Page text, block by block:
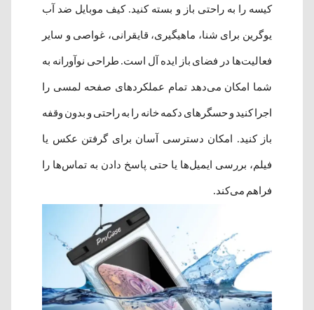
کیسه را به راحتی باز و بسته کنید. کیف موبایل ضد آب
یوگرین برای شنا، ماهیگیری، قایقرانی، غواصی و سایر
فعالیت‌ها در فضای باز ایده آل است. طراحی نوآورانه به
شما امکان می‌دهد تمام عملکردهای صفحه لمسی را
اجرا کنید و حسگرهای دکمه خانه را به راحتی و بدون وقفه
باز کنید. امکان دسترسی آسان برای گرفتن عکس یا
فیلم، بررسی ایمیل‌ها یا حتی پاسخ دادن به تماس‌ها را
فراهم می‌کند.